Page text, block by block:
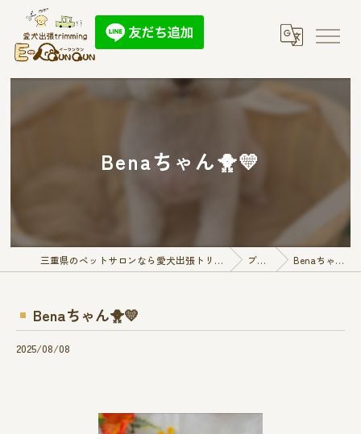
Benaちゃん🐥💛
三重県のペットサロンなら愛犬出張トリミング E-QunQun ブログ Benaちゃん🐥💛
Benaちゃん🐥💛
2025/08/08